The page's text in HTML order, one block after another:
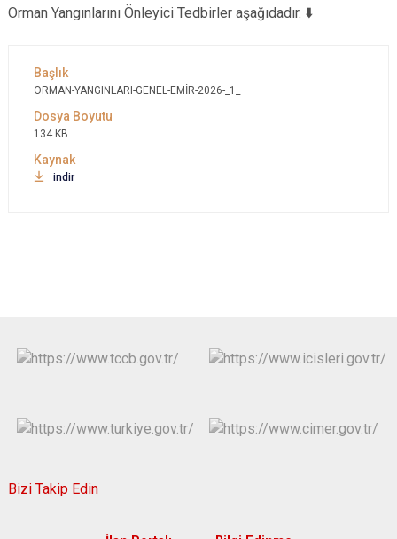
Orman Yangınlarını Önleyici Tedbirler aşağıdadır. ⬇️
ORMAN-YANGINLARI-GENEL-EMİR-2026-_1_
134 KB
indir
Bizi Takip Edin